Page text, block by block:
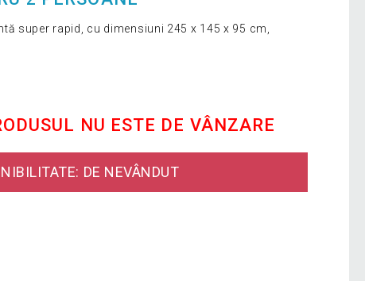
super rapid, cu dimensiuni 245 x 145 x 95 cm,
NU ESTE DE VÂNZARE
DE NEVÂNDUT